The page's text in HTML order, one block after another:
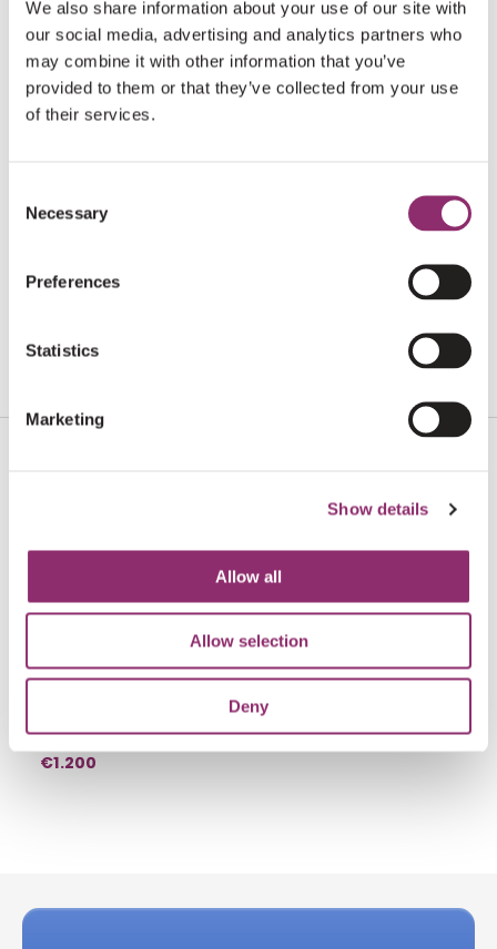
We also share information about your use of our site with
our social media, advertising and analytics partners who
may combine it with other information that you’ve
provided to them or that they’ve collected from your use
of their services.
Selection
Necessary
Preferences
Statistics
Marketing
Show details
Allow all
Allow selection
Deny
ANONIEM
€2.750
€1.200